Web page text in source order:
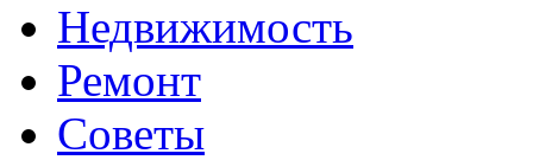
Недвижимость
Ремонт
Советы